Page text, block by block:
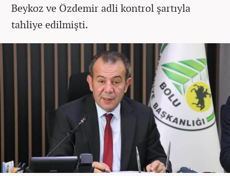
Beykoz ve Özdemir adli kontrol şartıyla
tahliye edilmişti.